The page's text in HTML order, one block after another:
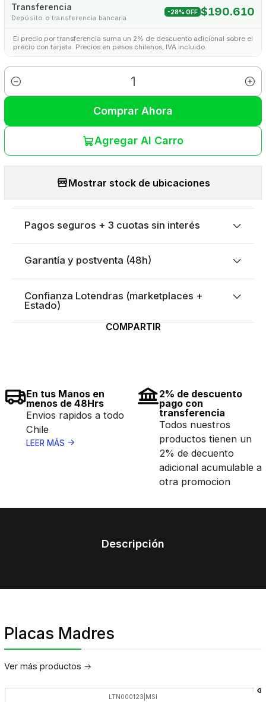
Transferencia
Depósito o transferencia bancaria
-28% OFF $190.610
El precio por transferencia suma un 2% de descuento adicional sobre el
precio con tarjeta. Precios en pesos chilenos, IVA incluido.
Cantidad
Agregar Al Carro
Comprar Ahora
Mostrar stock de ubicaciones
Pagos seguros + 3 cuotas sin interés
Garantía y postventa (48h)
Confianza Lotendras (marketplaces +
Estado)
COMPARTIR
En tus Manos en
menos de 48Hrs
Envios rapidos a todo
Chile
LEER MÁS
2% de descuento
pago con
transferencia
Todos nuestros
productos tienen un
2% de decuento
adicional acumulable a
otra promocion
Descripción
Placas Madres
Ver más productos
LTN000123 MSI